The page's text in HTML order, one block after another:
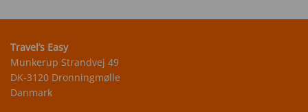
Travel’s Easy
Munkerup Strandvej 49
DK-3120 Dronningmølle
Danmark